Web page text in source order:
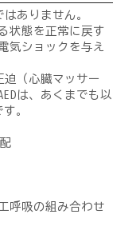
ありません。
状態を正常に戻す
気ショックを与え
迫（心臓マッサー
は、あくまでも以
。
呼吸の組み合わせ